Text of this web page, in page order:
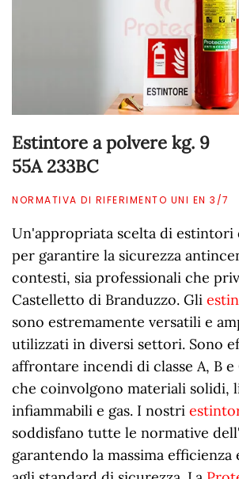
Estintore a polvere kg. 9
55A 233BC
NORMATIVA DI RIFERIMENTO UNI EN 3/7
Un'appropriata scelta di estintori
per garantire la sicurezza
contesti, sia professionali che
Castelletto di Branduzzo. Gli
sono estremamente versatili e
utilizzati in diversi settori. Sono
affrontare incendi di classe A, B
che coinvolgono materiali solidi,
infiammabili e gas. I nostri
soddisfano tutte le normative
garantendo la massima